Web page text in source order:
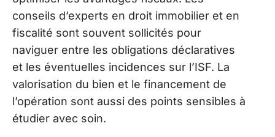
conseils d’experts en droit immobilier et en
fiscalité sont souvent sollicités pour
naviguer entre les obligations déclaratives
et les éventuelles incidences sur l’ISF. La
valorisation du bien et le financement de
l’opération sont aussi des points sensibles à
étudier avec soin.